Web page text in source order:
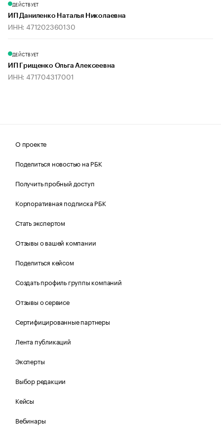
ДЕЙСТВУЕТ
ИП Даниленко Наталья Николаевна
ИНН: 471202360130
ДЕЙСТВУЕТ
ИП Грищенко Ольга Алексеевна
ИНН: 471704317001
О проекте
Поделиться новостью на РБК
Получить пробный доступ
Корпоративная подписка РБК
Стать экспертом
Отзывы о вашей компании
Поделиться кейсом
Создать профиль группы компаний
Отзывы о сервисе
Сертифицированные партнеры
Лента публикаций
Эксперты
Выбор редакции
Кейсы
Вебинары